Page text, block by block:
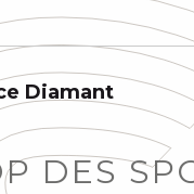
Diamant
DES